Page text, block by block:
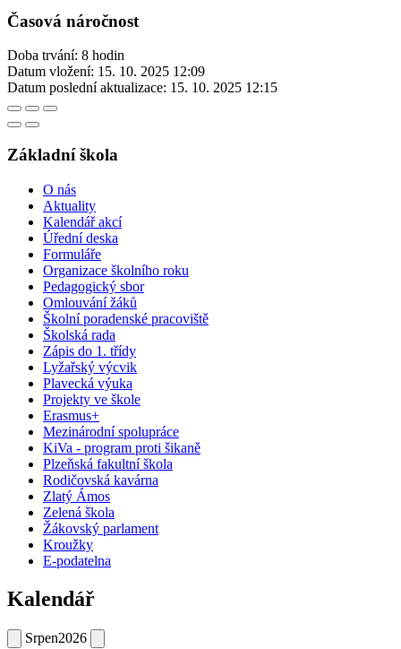
Časová náročnost
Doba trvání: 8 hodin
Datum vložení: 15. 10. 2025 12:09
Datum poslední aktualizace: 15. 10. 2025 12:15
Základní škola
O nás
Aktuality
Kalendář akcí
Úřední deska
Formuláře
Organizace školního roku
Pedagogický sbor
Omlouvání žáků
Školní poradenské pracoviště
Školská rada
Zápis do 1. třídy
Lyžařský výcvik
Plavecká výuka
Projekty ve škole
Erasmus+
Mezinárodní spolupráce
KiVa - program proti šikaně
Plzeňská fakultní škola
Rodičovská kavárna
Zlatý Ámos
Zelená škola
Žákovský parlament
Kroužky
E-podatelna
Kalendář
Srpen2026